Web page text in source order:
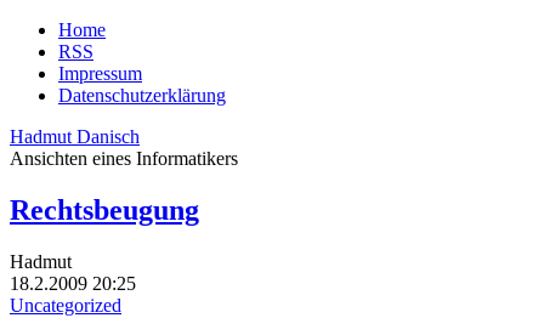
Home
RSS
Impressum
Datenschutzerklärung
Hadmut Danisch
Ansichten eines Informatikers
Rechtsbeugung
Hadmut
18.2.2009 20:25
Uncategorized